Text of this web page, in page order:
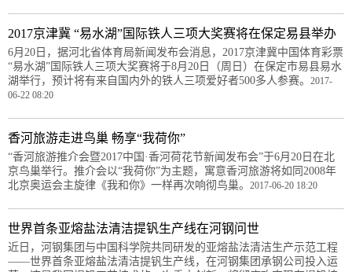
2017京津冀 “易水湖”国际铁人三项大奖赛将在保定易县举办
6月20日，据河北省体育局新闻发布会消息，2017京津冀中国体育彩票
“易水湖”国际铁人三项大奖赛将于8月20日（周日）在保定市易县易水
湖举行，预计将有来自国内外的铁人三项爱好者500多人参赛。 2017-
06-22 08:20
香河旅游走进鸟巢 畅享“我荷你”
“香河旅游推介会暨2017中国·香河荷花节新闻发布会”于6月20日在北
京鸟巢举行。推介会以“我荷你”为主题，寓意香河旅游将如同2008年
北京奥运会主旋律《我和你》一样再次响彻鸟巢。 2017-06-20 18:20
世界首条亚熔盐法清洁提钒生产线在河钢问世
近日，河钢集团与中国科学院共同研发的亚熔盐法清洁生产示范工程
——世界首条亚熔盐法清洁提钒生产线，在河钢集团承钢公司投入运